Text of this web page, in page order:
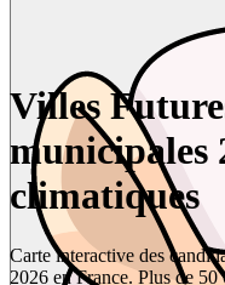
Villes
municipales
climatiques
Carte interactive des
2026 en France. Plus de